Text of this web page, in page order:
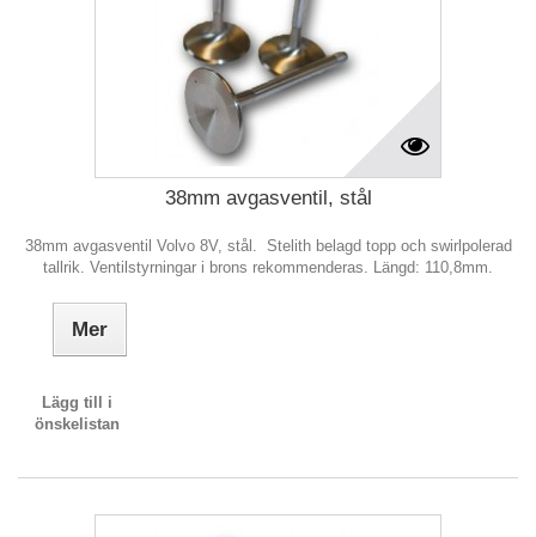
38mm avgasventil, stål
38mm avgasventil Volvo 8V, stål. Stelith belagd topp och swirlpolerad
tallrik. Ventilstyrningar i brons rekommenderas. Längd: 110,8mm.
Mer
Lägg till i
önskelistan